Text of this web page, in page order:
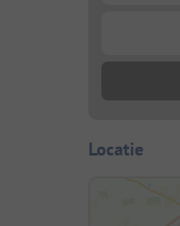
Locatie